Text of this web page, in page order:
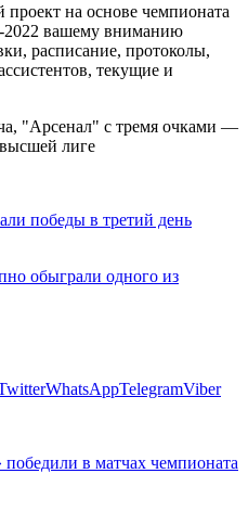
проект на основе чемпионата
2022 вашему вниманию
расписание, протоколы,
текущие и
победы в третий день
обыграли одного из
WhatsAppTelegramViber
в матчах чемпионата